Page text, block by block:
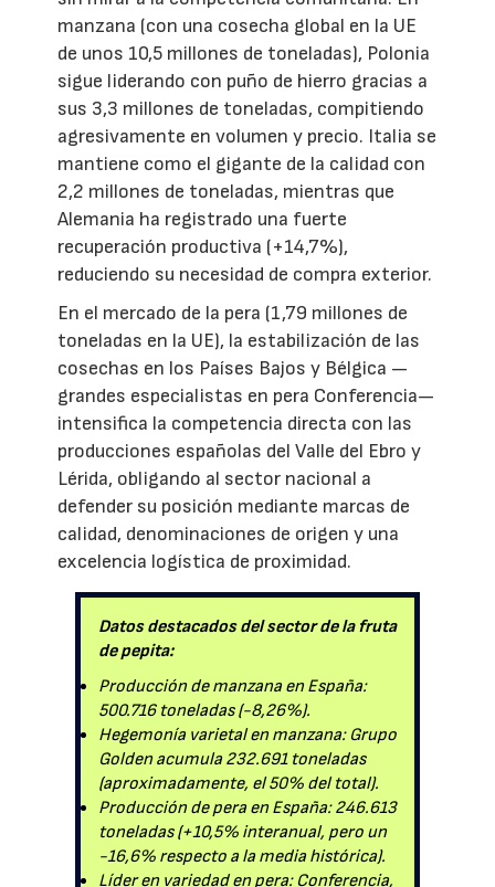
manzana (con una cosecha global en la UE
de unos 10,5 millones de toneladas), Polonia
sigue liderando con puño de hierro gracias a
sus 3,3 millones de toneladas, compitiendo
agresivamente en volumen y precio. Italia se
mantiene como el gigante de la calidad con
2,2 millones de toneladas, mientras que
Alemania ha registrado una fuerte
recuperación productiva (+14,7%),
reduciendo su necesidad de compra exterior.
En el mercado de la pera (1,79 millones de
toneladas en la UE), la estabilización de las
cosechas en los Países Bajos y Bélgica —
grandes especialistas en pera Conferencia—
intensifica la competencia directa con las
producciones españolas del Valle del Ebro y
Lérida, obligando al sector nacional a
defender su posición mediante marcas de
calidad, denominaciones de origen y una
excelencia logística de proximidad.
Datos destacados del sector de la fruta
de pepita:
Producción de manzana en España:
500.716 toneladas (-8,26%).
Hegemonía varietal en manzana: Grupo
Golden acumula 232.691 toneladas
(aproximadamente, el 50% del total).
Producción de pera en España: 246.613
toneladas (+10,5% interanual, pero un
-16,6% respecto a la media histórica).
Líder en variedad en pera: Conferencia,